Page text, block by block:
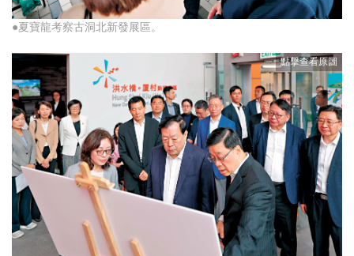
●夏寶龍考察古洞北新發展區。